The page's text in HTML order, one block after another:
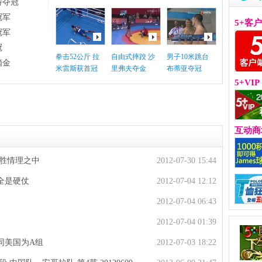
夺冠
军
军
金
拳击52公斤 拉
米雷斯获首冠
自由式摔跤 沙
里弗夫夺金
男子10米跳台
布蒂亚夺冠
2012-07-30 15:44
情理之中
2012-07-04 12:12
是硬仗
2012-07-04 06:43
2012-07-04 01:39
2012-07-03 18:22
美国为A组
5+客
5+VIP
互动